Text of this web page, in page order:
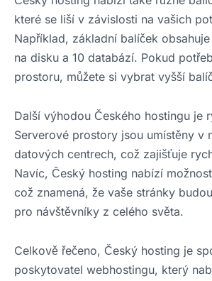
které se liší v závislosti na vašich
Například, základní balíček
na disku a 10 databází. Pokud
prostoru, můžete si vybrat vyšší
Další výhodou Českého hostingu je
Serverové prostory jsou umístěny v
datových centrech, což zajišťuje
Navíc, Český hosting nabízí
což znamená, že vaše stránky
pro návštěvníky z celého světa.
Celkově řečeno, Český hosting je
poskytovatel webhostingu, který